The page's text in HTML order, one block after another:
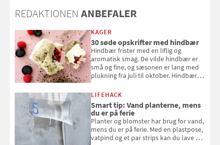
REDAKTIONEN ANBEFALER
KAGER
30 søde opskrifter med hindbær
Hindbær frister med en liflig og
aromatisk smag. De vilde hindbær er
små og fine, og sæsonen er lang med
plukning fra juli til oktober. Hindbær
kan bruge dine hindbær i alt fra
bagværk og salater til is og syltning.
LIFEHACK
Smart tip: Vand planterne, mens
du er på ferie
Planter og blomster har brug for vand,
mens du er på ferie. Med en plastpose,
vatpind og et par strips kan du lave dit